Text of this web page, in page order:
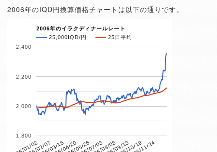
2006年のIQD円換算価格チャートは以下の通りです。
2006年のイラクディナールレート
25,000IQD/円
25日平均
06/01/0206/02/0706/03/1506/04/2006/05/2606/07/0306/08/0806/09/1306/10/1906/11/24
1,800
2,000
2,200
2,400